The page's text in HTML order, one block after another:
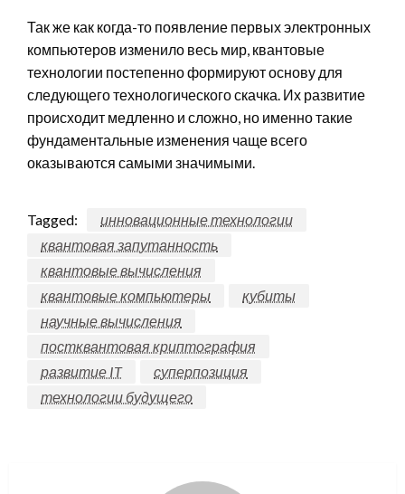
Так же как когда-то появление первых электронных
компьютеров изменило весь мир, квантовые
технологии постепенно формируют основу для
следующего технологического скачка. Их развитие
происходит медленно и сложно, но именно такие
фундаментальные изменения чаще всего
оказываются самыми значимыми.
Tagged:
инновационные технологии
квантовая запутанность
квантовые вычисления
квантовые компьютеры
кубиты
научные вычисления
постквантовая криптография
развитие IT
суперпозиция
технологии будущего